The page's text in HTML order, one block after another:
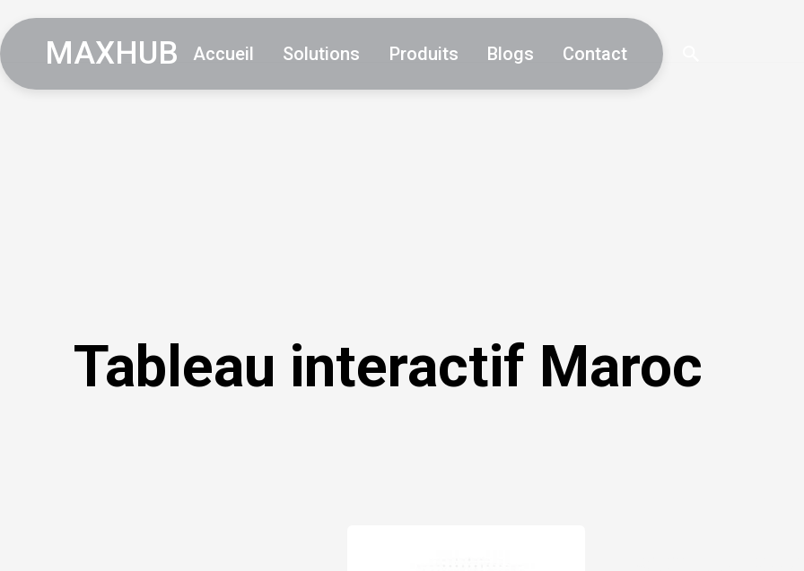
MAXHUB Accueil Solutions Produits Blogs Contact
Tableau interactif Maroc